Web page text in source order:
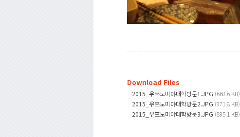
Download Files
2015_우쯔노미야대학방문1.JPG (668.6 KB)
2015_우쯔노미야대학방문2.JPG (971.8 KB)
2015_우쯔노미야대학방문3.JPG (895.1 KB)